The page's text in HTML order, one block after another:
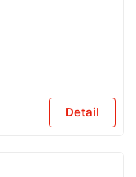
Detail